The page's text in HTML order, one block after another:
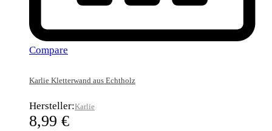
Compare
Karlie Kletterwand aus Echtholz
Hersteller:Karlie
8,99 €